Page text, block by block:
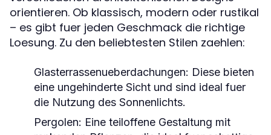
orientieren. Ob klassisch, modern oder rustikal
– es gibt fuer jeden Geschmack die richtige
Loesung. Zu den beliebtesten Stilen zaehlen:
Glasterrassenueberdachungen: Diese bieten
eine ungehinderte Sicht und sind ideal fuer
die Nutzung des Sonnenlichts.
Pergolen: Eine teiloffene Gestaltung mit